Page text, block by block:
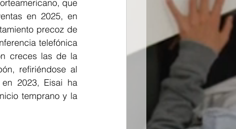
que
en 2025, en
precoz de
telefónica
creces las de la
refiriéndose al
2023, Eisai ha
temprano y la